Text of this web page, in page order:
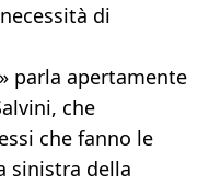
di
parla apertamente
che
che fanno le
sinistra della